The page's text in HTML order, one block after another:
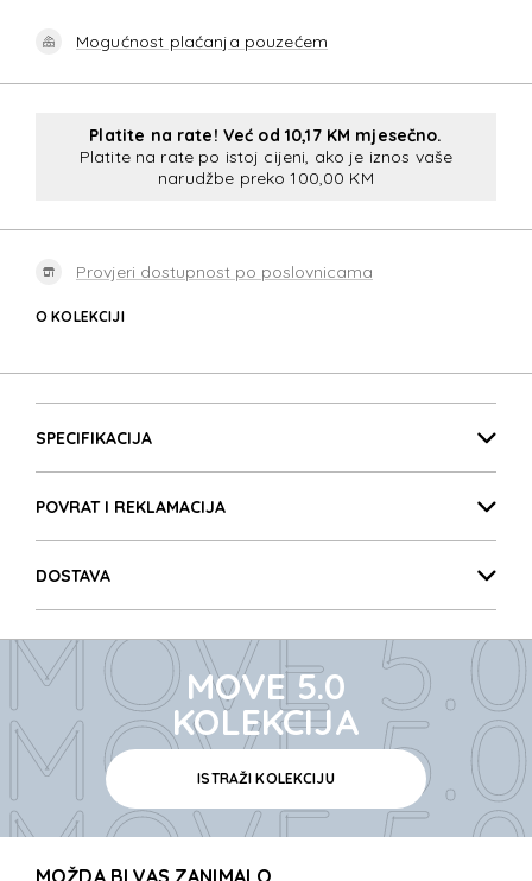
Mogućnost plaćanja pouzećem
Platite na rate! Već od 10,17 KM mjesečno.
Platite na rate po istoj cijeni, ako je iznos vaše
narudžbe preko 100,00 KM
Provjeri dostupnost po poslovnicama
O KOLEKCIJI
SPECIFIKACIJA
POVRAT I REKLAMACIJA
DOSTAVA
MOVE 5.0
MOVE 5.0
MOVE 5.0
MOVE 5.0
MOVE 5.0
MOVE 5.0
MOVE 5.0
KOLEKCIJA
ISTRAŽI KOLEKCIJU
MOŽDA BI VAS ZANIMALO...